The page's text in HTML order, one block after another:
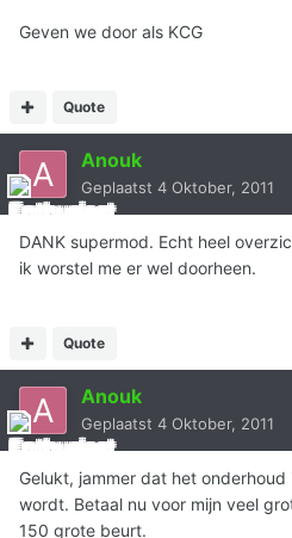
Geven we door als KCG
Quote
Anouk
Geplaatst 4 Oktober, 2011
DANK supermod. Echt heel
ik worstel me er wel doorheen.
Quote
Anouk
Geplaatst 4 Oktober, 2011
Gelukt, jammer dat het
wordt. Betaal nu voor mijn veel
150 grote beurt.